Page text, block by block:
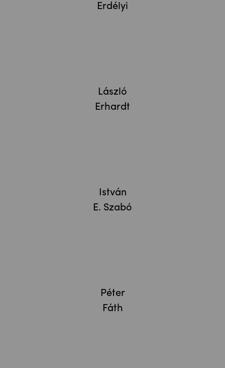
Erdélyi
László
Erhardt
István
E. Szabó
Péter
Fáth